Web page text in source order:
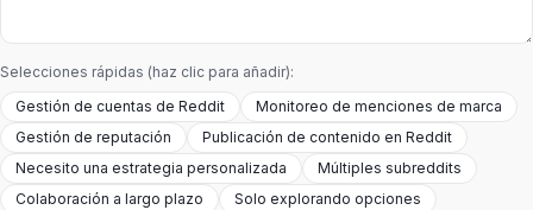
Selecciones rápidas (haz clic para añadir):
Gestión de cuentas de Reddit
Monitoreo de menciones de marca
Gestión de reputación
Publicación de contenido en Reddit
Necesito una estrategia personalizada
Múltiples subreddits
Colaboración a largo plazo
Solo explorando opciones